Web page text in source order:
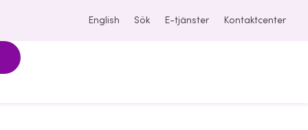
English Sök E-tjänster Kontaktcenter